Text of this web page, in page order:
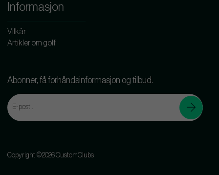
Informasjon
Vilkår
Artikler om golf
Abonner, få forhåndsinformasjon og tilbud.
Copyright ©2026 CustomClubs